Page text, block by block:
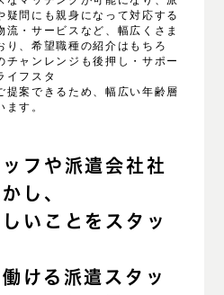
疑問にも親身になって対応する
流・サービスなど、幅広くさま
り、希望職種の紹介はもちろ
チャンレンジも後押し・サポー
イフスタ
提案できるため、幅広い年齢層
す。
フや派遣会社社
し、
いことをスタッ
ける派遣スタッ